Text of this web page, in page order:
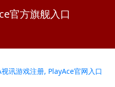
官方旗舰入口
讯游戏注册, PlayAce官网入口